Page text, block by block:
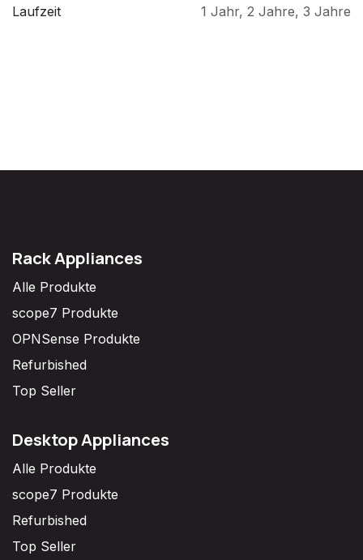
Laufzeit 1 Jahr, 2 Jahre, 3 Jahre
Rack Appliances
Alle Produkte
scope7 Produkte
OPNSense Produkte
Refurbished
Top Seller
Desktop Appliances
Alle Produkte
scope7 Produkte
Refurbished
Top Seller